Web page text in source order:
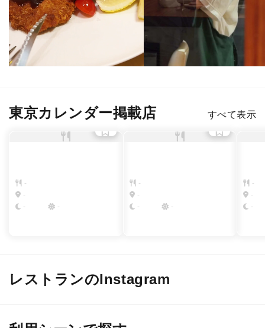
東京カレンダー掲載店 すべて表示
-
-
-
-
-
-
-
-
-
-
-
レストランのInstagram
@ norc.jiyugaoka @ bar36thirtysix